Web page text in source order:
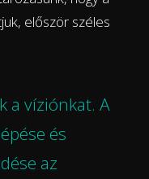
először széles
a víziónkat. A
és
az